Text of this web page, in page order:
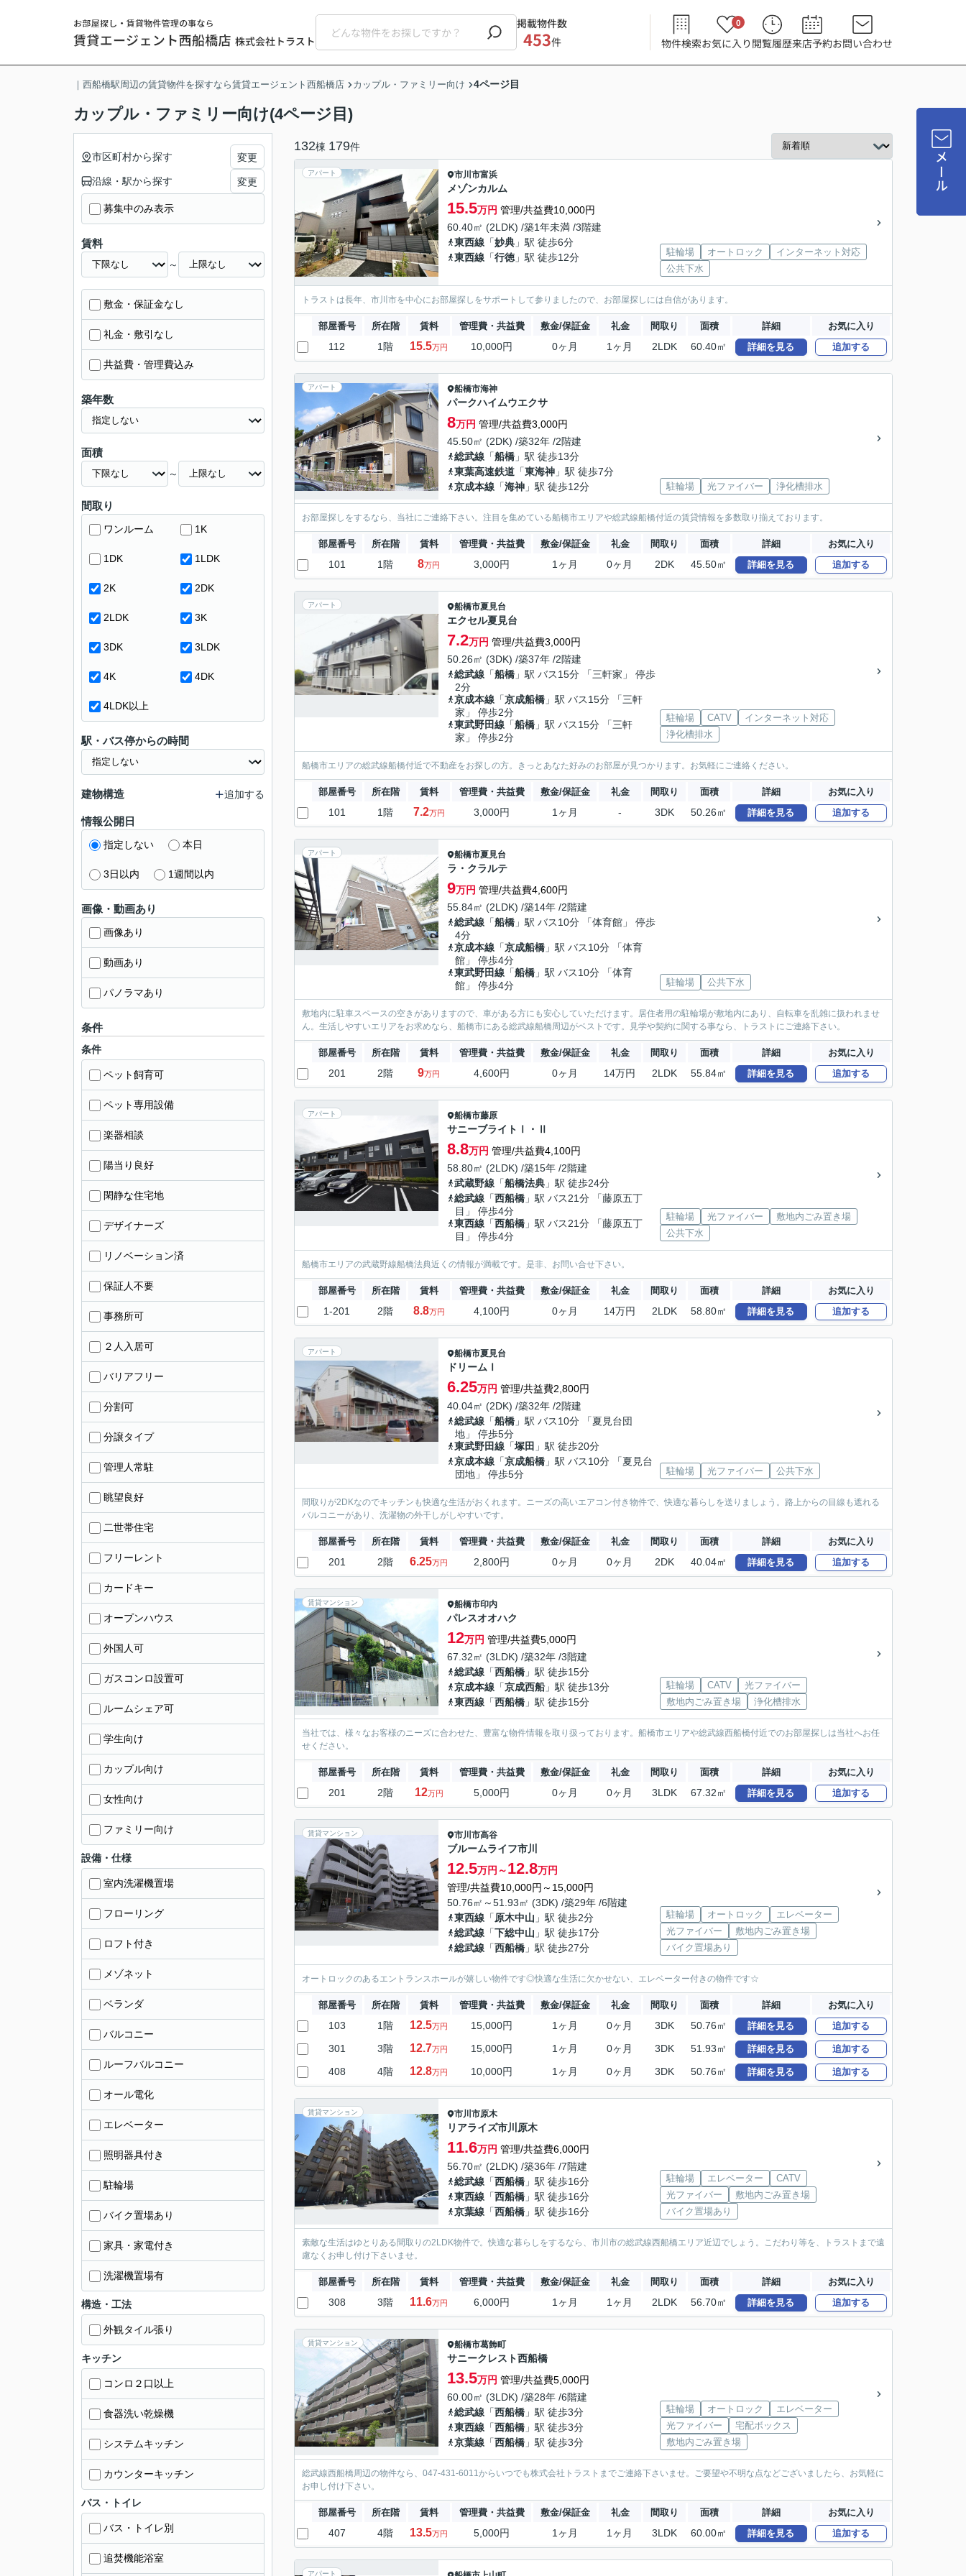
掲載物件数
453件 物件検索お気に入り
0
閲覧履歴来店予約お問い合わせ
メール
｜西船橋駅周辺の賃貸物件を探すなら賃貸エージェント西船橋店 カップル・ファミリー向け 4ページ目
カップル・ファミリー向け(4ページ目)
132棟 179件
アパート 市川市富浜
メゾンカルム
15.5万円 管理/共益費10,000円
60.40㎡ (2LDK) /築1年未満 /3階建
東西線 「妙典 」駅 徒歩6分
東西線 「行徳 」駅 徒歩12分 駐輪場 オートロック
インターネット対応
公共下水
トラストは長年、市川市を中心にお部屋探しをサポートして参りましたので、お部屋探しには自信があります。
部屋番号 所在階 賃料 管理費・共益費 敷金/保証金 礼金 間取り 面積 詳細 お気に入り
112 1階 15.5万円 10,000円 0ヶ月 1ヶ月 2LDK 60.40㎡ 詳細を見る 追加する
アパート 船橋市海神
パークハイムウエクサ
8万円 管理/共益費3,000円
45.50㎡ (2DK) /築32年 /2階建
総武線 「船橋 」駅 徒歩13分
東葉高速鉄道 「東海神 」駅 徒歩7分
京成本線 「海神 」駅 徒歩12分 駐輪場 光ファイバー 浄化槽排水
お部屋探しをするなら、当社にご連絡下さい。注目を集めている船橋市エリアや総武線船橋付近の賃貸情報を多数取り揃えております。
部屋番号 所在階 賃料 管理費・共益費 敷金/保証金 礼金 間取り 面積 詳細 お気に入り
101 1階 8万円 3,000円 1ヶ月 0ヶ月 2DK 45.50㎡ 詳細を見る 追加する
アパート 船橋市夏見台
エクセル夏見台
7.2万円 管理/共益費3,000円
50.26㎡ (3DK) /築37年 /2階建
総武線 「船橋 」駅 バス15分 「三軒家」 停歩
2分
京成本線 「京成船橋 」駅 バス15分 「三軒
家」 停歩2分
東武野田線 「船橋 」駅 バス15分 「三軒
家」 停歩2分
駐輪場 CATV
インターネット対応
浄化槽排水
船橋市エリアの総武線船橋付近で不動産をお探しの方。きっとあなた好みのお部屋が見つかります。お気軽にご連絡ください。
部屋番号 所在階 賃料 管理費・共益費 敷金/保証金 礼金 間取り 面積 詳細 お気に入り
101 1階 7.2万円 3,000円 1ヶ月 - 3DK 50.26㎡ 詳細を見る 追加する
アパート 船橋市夏見台
ラ・クラルテ
9万円 管理/共益費4,600円
55.84㎡ (2LDK) /築14年 /2階建
総武線 「船橋 」駅 バス10分 「体育館」 停歩
4分
京成本線 「京成船橋 」駅 バス10分 「体育
館」 停歩4分
東武野田線 「船橋 」駅 バス10分 「体育
館」 停歩4分
駐輪場 公共下水
敷地内に駐車スペースの空きがありますので、車がある方にも安心していただけます。居住者用の駐輪場が敷地内にあり、自転車を乱雑に扱われませ
ん。生活しやすいエリアをお求めなら、船橋市にある総武線船橋周辺がベストです。見学や契約に関する事なら、トラストにご連絡下さい。
部屋番号 所在階 賃料 管理費・共益費 敷金/保証金 礼金 間取り 面積 詳細 お気に入り
201 2階 9万円 4,600円 0ヶ月 14万円 2LDK 55.84㎡ 詳細を見る 追加する
アパート 船橋市藤原
サニーブライトⅠ・Ⅱ
8.8万円 管理/共益費4,100円
58.80㎡ (2LDK) /築15年 /2階建
武蔵野線 「船橋法典 」駅 徒歩24分
総武線 「西船橋 」駅 バス21分 「藤原五丁
目」 停歩4分
東西線 「西船橋 」駅 バス21分 「藤原五丁
目」 停歩4分
駐輪場 光ファイバー
敷地内ごみ置き場
公共下水
船橋市エリアの武蔵野線船橋法典近くの情報が満載です。是非、お問い合せ下さい。
部屋番号 所在階 賃料 管理費・共益費 敷金/保証金 礼金 間取り 面積 詳細 お気に入り
1-201 2階 8.8万円 4,100円 0ヶ月 14万円 2LDK 58.80㎡ 詳細を見る 追加する
アパート 船橋市夏見台
ドリームⅠ
6.25万円 管理/共益費2,800円
40.04㎡ (2DK) /築32年 /2階建
総武線 「船橋 」駅 バス10分 「夏見台団
地」 停歩5分
東武野田線 「塚田 」駅 徒歩20分
京成本線 「京成船橋 」駅 バス10分 「夏見台
団地」 停歩5分
駐輪場 光ファイバー 公共下水
間取りが2DKなのでキッチンも快適な生活がおくれます。ニーズの高いエアコン付き物件で、快適な暮らしを送りましょう。路上からの目線も遮れる
バルコニーがあり、洗濯物の外干しがしやすいです。
部屋番号 所在階 賃料 管理費・共益費 敷金/保証金 礼金 間取り 面積 詳細 お気に入り
201 2階 6.25万円 2,800円 0ヶ月 0ヶ月 2DK 40.04㎡ 詳細を見る 追加する
賃貸マンション 船橋市印内
パレスオオハク
12万円 管理/共益費5,000円
67.32㎡ (3LDK) /築32年 /3階建
総武線 「西船橋 」駅 徒歩15分
京成本線 「京成西船」駅 徒歩13分
東西線 「西船橋 」駅 徒歩15分
駐輪場 CATV
光ファイバー
敷地内ごみ置き場
浄化槽排水
当社では、様々なお客様のニーズに合わせた、豊富な物件情報を取り扱っております。船橋市エリアや総武線西船橋付近でのお部屋探しは当社へお任
せください。
部屋番号 所在階 賃料 管理費・共益費 敷金/保証金 礼金 間取り 面積 詳細 お気に入り
201 2階 12万円 5,000円 0ヶ月 0ヶ月 3LDK 67.32㎡ 詳細を見る 追加する
賃貸マンション 市川市高谷
ブルームライフ市川
12.5万円～12.8万円
管理/共益費10,000円～15,000円
50.76㎡～51.93㎡ (3DK) /築29年 /6階建
東西線 「原木中山 」駅 徒歩2分
総武線 「下総中山 」駅 徒歩17分
総武線 「西船橋 」駅 徒歩27分
駐輪場 オートロック
エレベーター
光ファイバー
敷地内ごみ置き場
バイク置場あり
オートロックのあるエントランスホールが嬉しい物件です◎快適な生活に欠かせない、エレベーター付きの物件です☆
部屋番号 所在階 賃料 管理費・共益費 敷金/保証金 礼金 間取り 面積 詳細 お気に入り
103 1階 12.5万円 15,000円 1ヶ月 0ヶ月 3DK 50.76㎡ 詳細を見る 追加する
301 3階 12.7万円 15,000円 1ヶ月 0ヶ月 3DK 51.93㎡ 詳細を見る 追加する
408 4階 12.8万円 10,000円 1ヶ月 0ヶ月 3DK 50.76㎡ 詳細を見る 追加する
賃貸マンション 市川市原木
リアライズ市川原木
11.6万円 管理/共益費6,000円
56.70㎡ (2LDK) /築36年 /7階建
総武線 「西船橋 」駅 徒歩16分
東西線 「西船橋 」駅 徒歩16分
京葉線 「西船橋 」駅 徒歩16分
駐輪場 エレベーター
CATV
光ファイバー
敷地内ごみ置き場
バイク置場あり
素敵な生活はゆとりある間取りの2LDK物件で。快適な暮らしをするなら、市川市の総武線西船橋エリア近辺でしょう。こだわり等を、トラストまで遠
慮なくお申し付け下さいませ。
部屋番号 所在階 賃料 管理費・共益費 敷金/保証金 礼金 間取り 面積 詳細 お気に入り
308 3階 11.6万円 6,000円 1ヶ月 1ヶ月 2LDK 56.70㎡ 詳細を見る 追加する
賃貸マンション 船橋市葛飾町
サニークレスト西船橋
13.5万円 管理/共益費5,000円
60.00㎡ (3LDK) /築28年 /6階建
総武線 「西船橋 」駅 徒歩3分
東西線 「西船橋 」駅 徒歩3分
京葉線 「西船橋 」駅 徒歩3分
駐輪場 オートロック
エレベーター
光ファイバー
宅配ボックス
敷地内ごみ置き場
総武線西船橋周辺の物件なら、047-431-6011からいつでも株式会社トラストまでご連絡下さいませ。ご要望や不明な点などございましたら、お気軽に
お申し付け下さい。
部屋番号 所在階 賃料 管理費・共益費 敷金/保証金 礼金 間取り 面積 詳細 お気に入り
407 4階 13.5万円 5,000円 1ヶ月 1ヶ月 3LDK 60.00㎡ 詳細を見る 追加する
アパート
市区町村から探す 変更
沿線・駅から探す 変更
募集中のみ表示
賃料
～
敷金・保証金なし
礼金・敷引なし
共益費・管理費込み
築年数
面積
～
間取り
ワンルーム 1K
1DK 1LDK
2K 2DK
2LDK 3K
3DK 3LDK
4K 4DK
4LDK以上
駅・バス停からの時間
建物構造 追加する
情報公開日
指定しない 本日
3日以内 1週間以内
画像・動画あり
画像あり
動画あり
パノラマあり
条件
条件
ペット飼育可
ペット専用設備
楽器相談
陽当り良好
閑静な住宅地
デザイナーズ
リノベーション済
保証人不要
事務所可
２人入居可
バリアフリー
分割可
分譲タイプ
管理人常駐
眺望良好
二世帯住宅
フリーレント
カードキー
オープンハウス
外国人可
ガスコンロ設置可
ルームシェア可
学生向け
カップル向け
女性向け
ファミリー向け
設備・仕様
室内洗濯機置場
フローリング
ロフト付き
メゾネット
ベランダ
バルコニー
ルーフバルコニー
オール電化
エレベーター
照明器具付き
駐輪場
バイク置場あり
家具・家電付き
洗濯機置場有
構造・工法
外観タイル張り
キッチン
コンロ２口以上
食器洗い乾燥機
システムキッチン
カウンターキッチン
バス・トイレ
バス・トイレ別
追焚機能浴室